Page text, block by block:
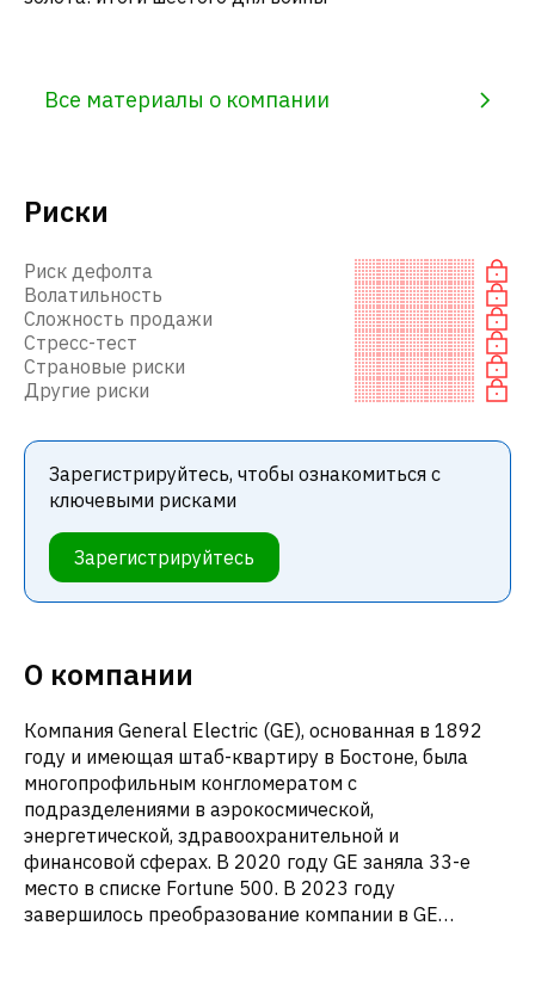
Все материалы о компании
Риски
Риск дефолта
Волатильность
Сложность продажи
Стресс-тест
Страновые риски
Другие риски
Зарегистрируйтесь, чтобы ознакомиться с
ключевыми рисками
Зарегистрируйтесь
О компании
Компания General Electric (GE), основанная в 1892
году и имеющая штаб-квартиру в Бостоне, была
многопрофильным конгломератом с
подразделениями в аэрокосмической,
энергетической, здравоохранительной и
финансовой сферах. В 2020 году GE заняла 33-е
место в списке Fortune 500. В 2023 году
завершилось преобразование компании в GE